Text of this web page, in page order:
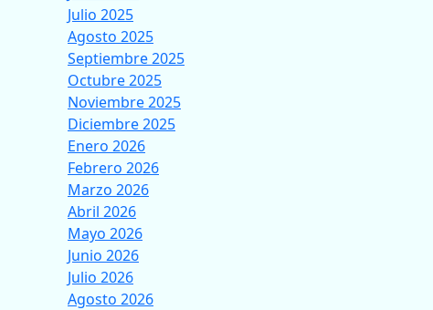
Julio 2025
Agosto 2025
Septiembre 2025
Octubre 2025
Noviembre 2025
Diciembre 2025
Enero 2026
Febrero 2026
Marzo 2026
Abril 2026
Mayo 2026
Junio 2026
Julio 2026
Agosto 2026